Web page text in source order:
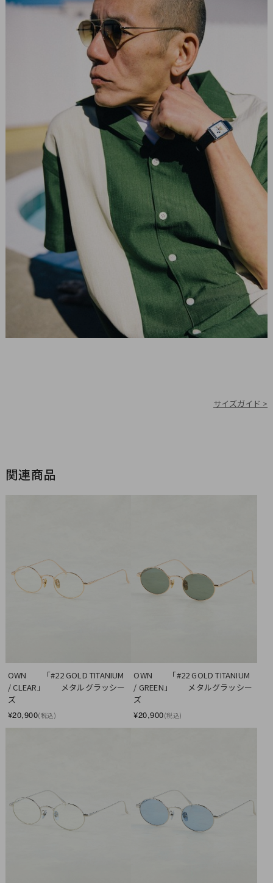
サイズガイド >
関連商品
OWN　　「#22 GOLD TITANIUM
/ CLEAR」　　メタルグラッシー
ズ
¥20,900(税込)
OWN　　「#22 GOLD TITANIUM
/ GREEN」　　メタルグラッシー
ズ
¥20,900(税込)